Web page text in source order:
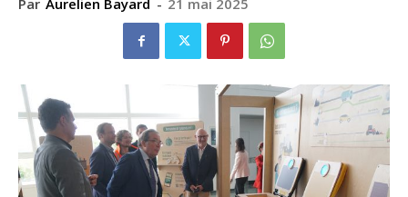
Par Aurelien Bayard - 21 mai 2025